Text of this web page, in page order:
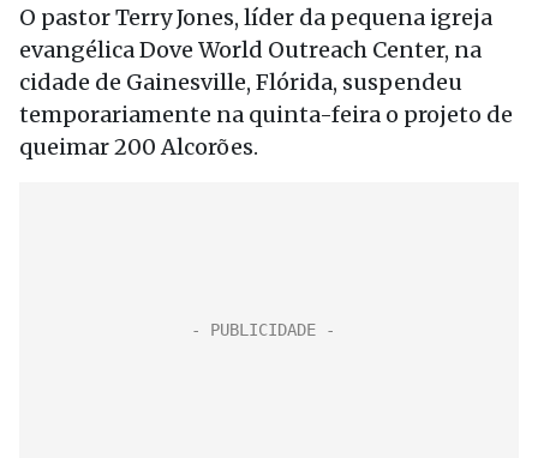
O pastor Terry Jones, líder da pequena igreja
evangélica Dove World Outreach Center, na
cidade de Gainesville, Flórida, suspendeu
temporariamente na quinta-feira o projeto de
queimar 200 Alcorões.